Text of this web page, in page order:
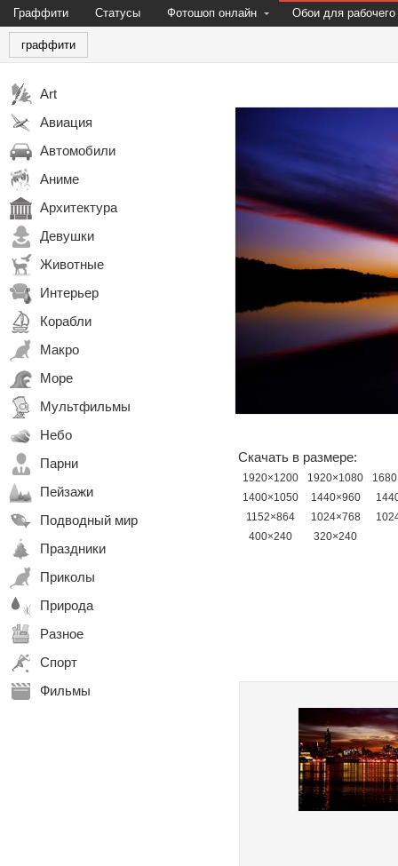
Граффити Статусы Фотошоп онлайн Обои для рабочего
граффити
Art
Авиация
Автомобили
Аниме
Архитектура
Девушки
Животные
Интерьер
Корабли
Макро
Море
Мультфильмы
Небо
Парни
Пейзажи
Подводный мир
Праздники
Приколы
Природа
Разное
Спорт
Фильмы
Скачать в размере:
1920×1200 1920×1080
1400×1050
1440×960
1152×864
1024×768
400×240
320×240